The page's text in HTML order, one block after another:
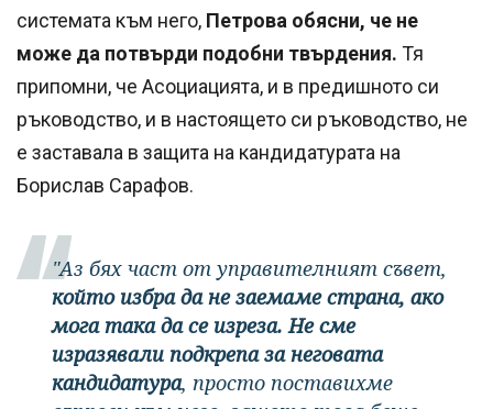
системата към него, Петрова обясни, че не
може да потвърди подобни твърдения. Тя
припомни, че Асоциацията, и в предишното си
ръководство, и в настоящето си ръководство, не
е заставала в защита на кандидатурата на
Борислав Сарафов.
"Аз бях част от управителният съвет,
който избра да не заемаме страна, ако
мога така да се изреза. Не сме
изразявали подкрепа за неговата
кандидатура, просто поставихме